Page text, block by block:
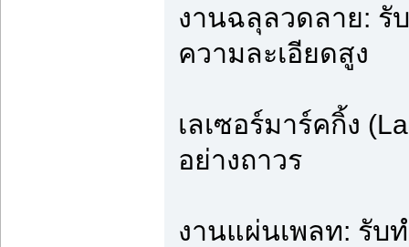
งานฉลุลวดลาย: รั
ความละเอียดสูง
เลเซอร์มาร์คกิ้ง
อย่างถาวร
งานแผ่นเพลท: รับ